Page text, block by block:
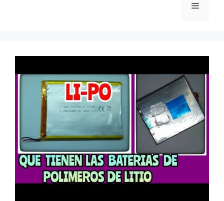
Menú